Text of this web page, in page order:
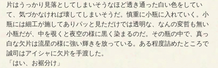
片はうっかり見落としてしまいそうなほど透き通った白い色をしてい
て、気づかなければ壊してしまいそうだ。慎重に小瓶に入れていく。小
瓶には細工が施してありパッと見ただけでは透明な、なんの変哲も無い
小瓶だが、中を覗くと夜空の様に黒く染まるのだ。その瓶の中で、真っ
白な欠片は流星の様に強い輝きを放っている。ある程度詰めたところで
誠司はアイシャに欠片を手渡した。
「はい、お裾分け」